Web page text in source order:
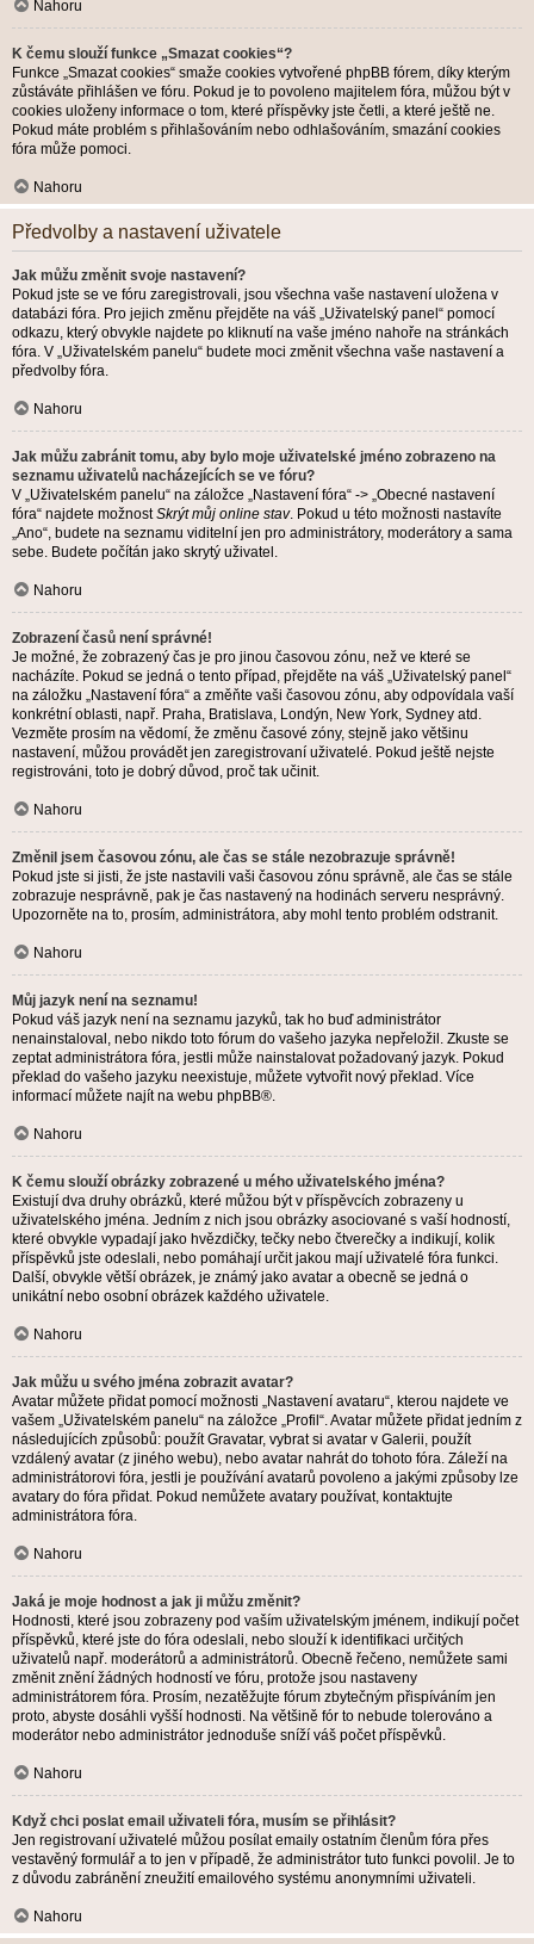
Nahoru
K čemu slouží funkce „Smazat cookies“?
Funkce „Smazat cookies“ smaže cookies vytvořené phpBB fórem, díky kterým
zůstáváte přihlášen ve fóru. Pokud je to povoleno majitelem fóra, můžou být v
cookies uloženy informace o tom, které příspěvky jste četli, a které ještě ne.
Pokud máte problém s přihlašováním nebo odhlašováním, smazání cookies
fóra může pomoci.
Nahoru
Předvolby a nastavení uživatele
Jak můžu změnit svoje nastavení?
Pokud jste se ve fóru zaregistrovali, jsou všechna vaše nastavení uložena v
databázi fóra. Pro jejich změnu přejděte na váš „Uživatelský panel“ pomocí
odkazu, který obvykle najdete po kliknutí na vaše jméno nahoře na stránkách
fóra. V „Uživatelském panelu“ budete moci změnit všechna vaše nastavení a
předvolby fóra.
Nahoru
Jak můžu zabránit tomu, aby bylo moje uživatelské jméno zobrazeno na
seznamu uživatelů nacházejících se ve fóru?
V „Uživatelském panelu“ na záložce „Nastavení fóra“ -> „Obecné nastavení
fóra“ najdete možnostSkrýt můj online stav. Pokud u této možnosti nastavíte
„Ano“, budete na seznamu viditelní jen pro administrátory, moderátory a sama
sebe. Budete počítán jako skrytý uživatel.
Nahoru
Zobrazení časů není správné!
Je možné, že zobrazený čas je pro jinou časovou zónu, než ve které se
nacházíte. Pokud se jedná o tento případ, přejděte na váš „Uživatelský panel“
na záložku „Nastavení fóra“ a změňte vaši časovou zónu, aby odpovídala vaší
konkrétní oblasti, např. Praha, Bratislava, Londýn, New York, Sydney atd.
Vezměte prosím na vědomí, že změnu časové zóny, stejně jako většinu
nastavení, můžou provádět jen zaregistrovaní uživatelé. Pokud ještě nejste
registrováni, toto je dobrý důvod, proč tak učinit.
Nahoru
Změnil jsem časovou zónu, ale čas se stále nezobrazuje správně!
Pokud jste si jisti, že jste nastavili vaši časovou zónu správně, ale čas se stále
zobrazuje nesprávně, pak je čas nastavený na hodinách serveru nesprávný.
Upozorněte na to, prosím, administrátora, aby mohl tento problém odstranit.
Nahoru
Můj jazyk není na seznamu!
Pokud váš jazyk není na seznamu jazyků, tak ho buď administrátor
nenainstaloval, nebo nikdo toto fórum do vašeho jazyka nepřeložil. Zkuste se
zeptat administrátora fóra, jestli může nainstalovat požadovaný jazyk. Pokud
překlad do vašeho jazyku neexistuje, můžete vytvořit nový překlad. Více
informací můžete najít na webu phpBB®.
Nahoru
K čemu slouží obrázky zobrazené u mého uživatelského jména?
Existují dva druhy obrázků, které můžou být v příspěvcích zobrazeny u
uživatelského jména. Jedním z nich jsou obrázky asociované s vaší hodností,
které obvykle vypadají jako hvězdičky, tečky nebo čtverečky a indikují, kolik
příspěvků jste odeslali, nebo pomáhají určit jakou mají uživatelé fóra funkci.
Další, obvykle větší obrázek, je známý jako avatar a obecně se jedná o
unikátní nebo osobní obrázek každého uživatele.
Nahoru
Jak můžu u svého jména zobrazit avatar?
Avatar můžete přidat pomocí možnosti „Nastavení avataru“, kterou najdete ve
vašem „Uživatelském panelu“ na záložce „Profil“. Avatar můžete přidat jedním z
následujících způsobů: použít Gravatar, vybrat si avatar v Galerii, použít
vzdálený avatar (z jiného webu), nebo avatar nahrát do tohoto fóra. Záleží na
administrátorovi fóra, jestli je používání avatarů povoleno a jakými způsoby lze
avatary do fóra přidat. Pokud nemůžete avatary používat, kontaktujte
administrátora fóra.
Nahoru
Jaká je moje hodnost a jak ji můžu změnit?
Hodnosti, které jsou zobrazeny pod vaším uživatelským jménem, indikují počet
příspěvků, které jste do fóra odeslali, nebo slouží k identifikaci určitých
uživatelů např. moderátorů a administrátorů. Obecně řečeno, nemůžete sami
změnit znění žádných hodností ve fóru, protože jsou nastaveny
administrátorem fóra. Prosím, nezatěžujte fórum zbytečným přispíváním jen
proto, abyste dosáhli vyšší hodnosti. Na většině fór to nebude tolerováno a
moderátor nebo administrátor jednoduše sníží váš počet příspěvků.
Nahoru
Když chci poslat email uživateli fóra, musím se přihlásit?
Jen registrovaní uživatelé můžou posílat emaily ostatním členům fóra přes
vestavěný formulář a to jen v případě, že administrátor tuto funkci povolil. Je to
z důvodu zabránění zneužití emailového systému anonymními uživateli.
Nahoru